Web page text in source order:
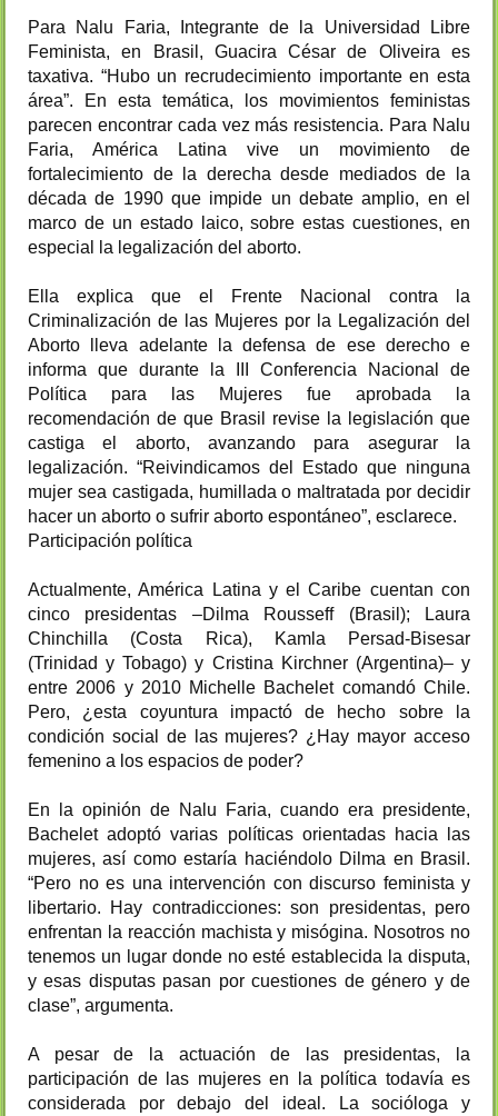
Para Nalu Faria, Integrante de la Universidad Libre
Feminista, en Brasil, Guacira César de Oliveira es
taxativa. “Hubo un recrudecimiento importante en esta
área”. En esta temática, los movimientos feministas
parecen encontrar cada vez más resistencia. Para Nalu
Faria, América Latina vive un movimiento de
fortalecimiento de la derecha desde mediados de la
década de 1990 que impide un debate amplio, en el
marco de un estado laico, sobre estas cuestiones, en
especial la legalización del aborto.
Ella explica que el Frente Nacional contra la
Criminalización de las Mujeres por la Legalización del
Aborto lleva adelante la defensa de ese derecho e
informa que durante la III Conferencia Nacional de
Política para las Mujeres fue aprobada la
recomendación de que Brasil revise la legislación que
castiga el aborto, avanzando para asegurar la
legalización. “Reivindicamos del Estado que ninguna
mujer sea castigada, humillada o maltratada por decidir
hacer un aborto o sufrir aborto espontáneo”, esclarece.
Participación política
Actualmente, América Latina y el Caribe cuentan con
cinco presidentas –Dilma Rousseff (Brasil); Laura
Chinchilla (Costa Rica), Kamla Persad-Bisesar
(Trinidad y Tobago) y Cristina Kirchner (Argentina)– y
entre 2006 y 2010 Michelle Bachelet comandó Chile.
Pero, ¿esta coyuntura impactó de hecho sobre la
condición social de las mujeres? ¿Hay mayor acceso
femenino a los espacios de poder?
En la opinión de Nalu Faria, cuando era presidente,
Bachelet adoptó varias políticas orientadas hacia las
mujeres, así como estaría haciéndolo Dilma en Brasil.
“Pero no es una intervención con discurso feminista y
libertario. Hay contradicciones: son presidentas, pero
enfrentan la reacción machista y misógina. Nosotros no
tenemos un lugar donde no esté establecida la disputa,
y esas disputas pasan por cuestiones de género y de
clase”, argumenta.
A pesar de la actuación de las presidentas, la
participación de las mujeres en la política todavía es
considerada por debajo del ideal. La socióloga y